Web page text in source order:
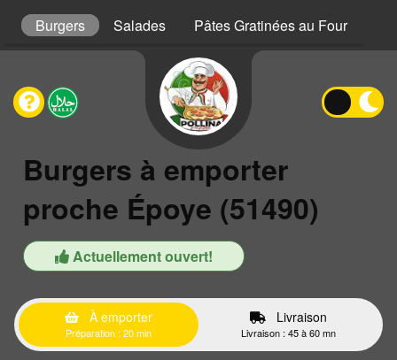
Burgers Salades Pâtes Gratinées au Four
Burgers à emporter
proche Époye (51490)
Actuellement ouvert!
À emporter
Préparation : 20 min
Livraison
Livraison : 45 à 60 mn